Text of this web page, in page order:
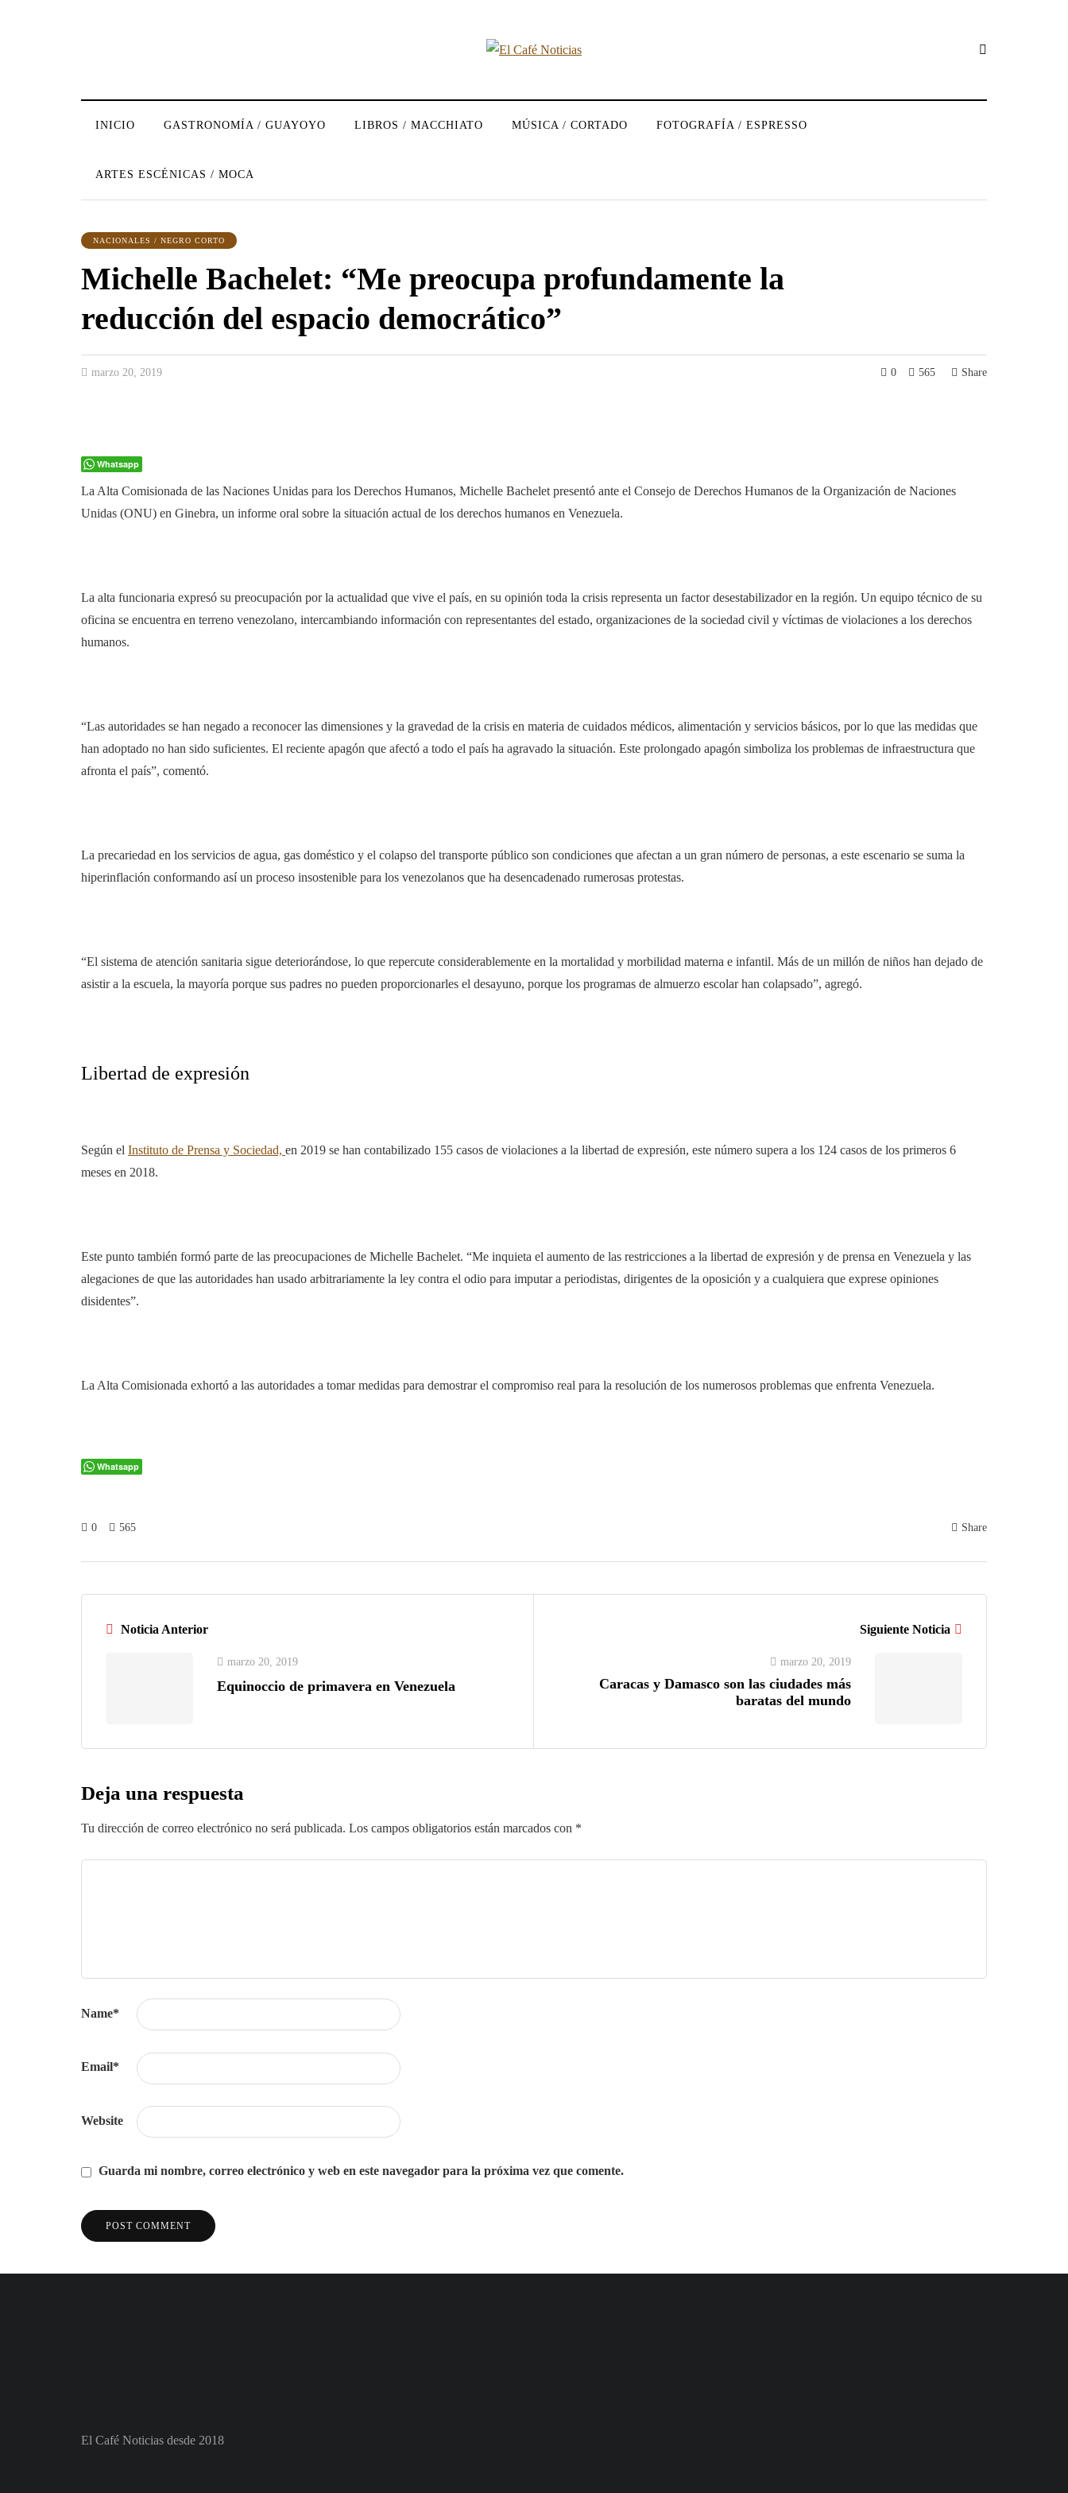
INICIO GASTRONOMÍA / GUAYOYO LIBROS / MACCHIATO MÚSICA / CORTADO FOTOGRAFÍA / ESPRESSO
ARTES ESCÉNICAS / MOCA
NACIONALES / NEGRO CORTO
Michelle Bachelet: “Me preocupa profundamente la
reducción del espacio democrático”
marzo 20, 2019 0 565 Share
Whatsapp
La Alta Comisionada de las Naciones Unidas para los Derechos Humanos, Michelle Bachelet presentó ante el Consejo de Derechos Humanos de la Organización de Naciones
Unidas (ONU) en Ginebra, un informe oral sobre la situación actual de los derechos humanos en Venezuela.
La alta funcionaria expresó su preocupación por la actualidad que vive el país, en su opinión toda la crisis representa un factor desestabilizador en la región. Un equipo técnico de su
oficina se encuentra en terreno venezolano, intercambiando información con representantes del estado, organizaciones de la sociedad civil y víctimas de violaciones a los derechos
humanos.
“Las autoridades se han negado a reconocer las dimensiones y la gravedad de la crisis en materia de cuidados médicos, alimentación y servicios básicos, por lo que las medidas que
han adoptado no han sido suficientes. El reciente apagón que afectó a todo el país ha agravado la situación. Este prolongado apagón simboliza los problemas de infraestructura que
afronta el país”, comentó.
La precariedad en los servicios de agua, gas doméstico y el colapso del transporte público son condiciones que afectan a un gran número de personas, a este escenario se suma la
hiperinflación conformando así un proceso insostenible para los venezolanos que ha desencadenado rumerosas protestas.
“El sistema de atención sanitaria sigue deteriorándose, lo que repercute considerablemente en la mortalidad y morbilidad materna e infantil. Más de un millón de niños han dejado de
asistir a la escuela, la mayoría porque sus padres no pueden proporcionarles el desayuno, porque los programas de almuerzo escolar han colapsado”, agregó.
Libertad de expresión
Según el Instituto de Prensa y Sociedad, en 2019 se han contabilizado 155 casos de violaciones a la libertad de expresión, este número supera a los 124 casos de los primeros 6
meses en 2018.
Este punto también formó parte de las preocupaciones de Michelle Bachelet. “Me inquieta el aumento de las restricciones a la libertad de expresión y de prensa en Venezuela y las
alegaciones de que las autoridades han usado arbitrariamente la ley contra el odio para imputar a periodistas, dirigentes de la oposición y a cualquiera que exprese opiniones
disidentes”.
La Alta Comisionada exhortó a las autoridades a tomar medidas para demostrar el compromiso real para la resolución de los numerosos problemas que enfrenta Venezuela.
Whatsapp
0 565 Share
Noticia Anterior
marzo 20, 2019
Equinoccio de primavera en Venezuela
Siguiente Noticia
marzo 20, 2019
Caracas y Damasco son las ciudades más
baratas del mundo
Deja una respuesta
Tu dirección de correo electrónico no será publicada. Los campos obligatorios están marcados con *
Name*
Email*
Website
Guarda mi nombre, correo electrónico y web en este navegador para la próxima vez que comente.
El Café Noticias desde 2018